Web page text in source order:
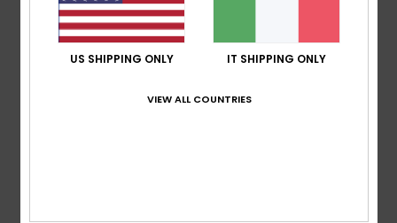
Colore
US SHIPPING ONLY IT SHIPPING ONLY
VIEW ALL COUNTRIES